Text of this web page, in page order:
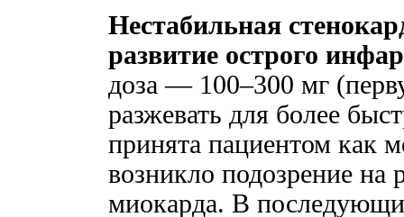
Нестабильная
развитие острого
доза — 100–300 мг
разжевать для более
принята пациентом как
возникло подозрение на
миокарда. В